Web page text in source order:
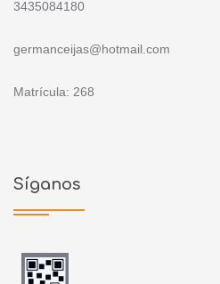
3435084180
germanceijas@hotmail.com
Matrícula: 268
Síganos